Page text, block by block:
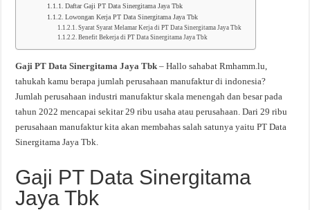
Daftar Gaji PT Data Sinergitama Jaya Tbk
Lowongan Kerja PT Data Sinergitama Jaya Tbk
Syarat Syarat Melamar Kerja di PT Data Sinergitama Jaya Tbk
Benefit Bekerja di PT Data Sinergitama Jaya Tbk
Gaji PT Data Sinergitama Jaya Tbk – Hallo sahabat Rmhamm.lu,
tahukah kamu berapa jumlah perusahaan manufaktur di indonesia?
Jumlah perusahaan industri manufaktur skala menengah dan besar pada
tahun 2022 mencapai sekitar 29 ribu usaha atau perusahaan. Dari 29 ribu
perusahaan manufaktur kita akan membahas salah satunya yaitu PT Data
Sinergitama Jaya Tbk.
Gaji PT Data Sinergitama
Jaya Tbk